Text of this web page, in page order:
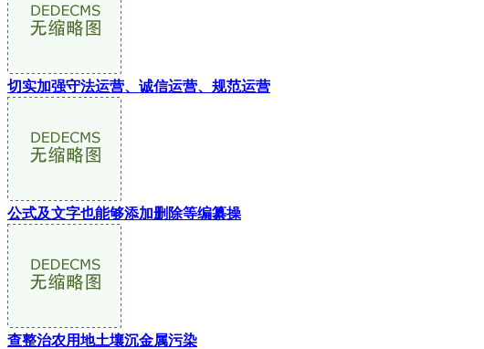
切实加强守法运营、诚信运营、规范运营
公式及文字也能够添加删除等编纂操
查整治农用地土壤沉金属污染